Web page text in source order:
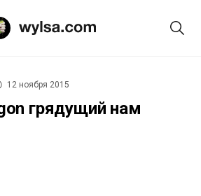
12 ноября 2015
грядущий нам